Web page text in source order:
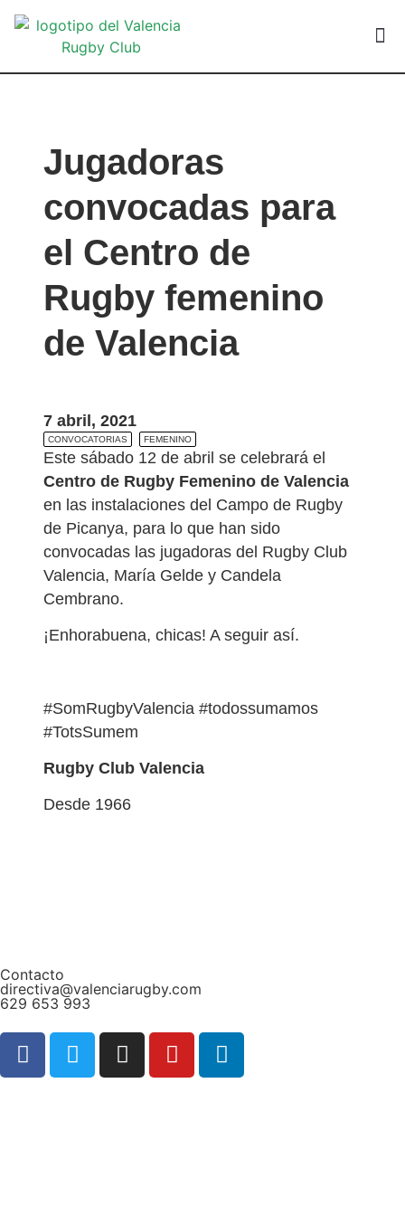
Jugadoras
convocadas para
el Centro de
Rugby femenino
de Valencia
7 abril, 2021
CONVOCATORIAS FEMENINO
Este sábado 12 de abril se celebrará el
Centro de Rugby Femenino de Valencia
en las instalaciones del Campo de Rugby
de Picanya, para lo que han sido
convocadas las jugadoras del Rugby Club
Valencia, María Gelde y Candela
Cembrano.
¡Enhorabuena, chicas! A seguir así.
#SomRugbyValencia #todossumamos
#TotsSumem
Rugby Club Valencia
Desde 1966
Contacto
directiva@valenciarugby.com
629 653 993